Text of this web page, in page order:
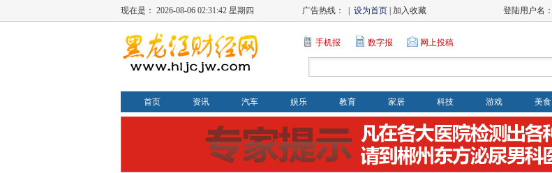
现在是： 2026-08-06 02:31:42 星期四 广告热线： | 设为首页 | 加入收藏 登陆用户名：
手机报 数字报 网上投稿
首页 资讯 汽车 娱乐 教育 家居 科技 游戏 美食